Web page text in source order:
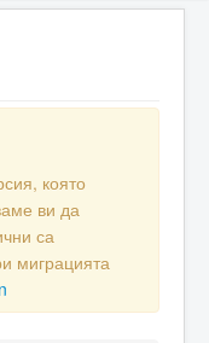
която
ви да
са
миграцията